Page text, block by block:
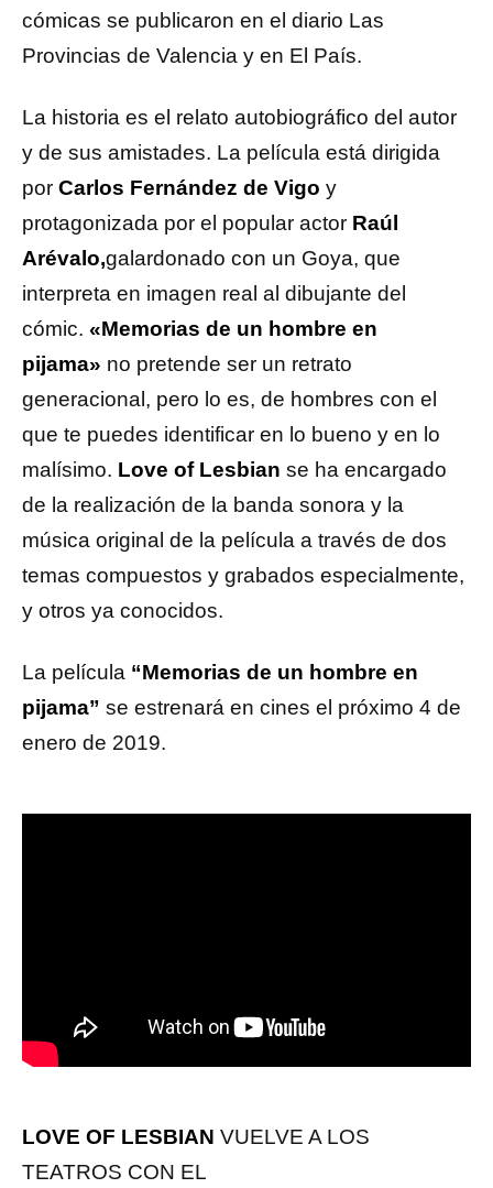
cómicas se publicaron en el diario Las
Provincias de Valencia y en El País.
La historia es el relato autobiográfico del autor
y de sus amistades. La película está dirigida
por Carlos Fernández de Vigo y
protagonizada por el popular actor Raúl
Arévalo,galardonado con un Goya, que
interpreta en imagen real al dibujante del
cómic. «Memorias de un hombre en
pijama» no pretende ser un retrato
generacional, pero lo es, de hombres con el
que te puedes identificar en lo bueno y en lo
malísimo. Love of Lesbian se ha encargado
de la realización de la banda sonora y la
música original de la película a través de dos
temas compuestos y grabados especialmente,
y otros ya conocidos.
La película “Memorias de un hombre en
pijama” se estrenará en cines el próximo 4 de
enero de 2019.
LOVE OF LESBIAN VUELVE A LOS
TEATROS CON EL